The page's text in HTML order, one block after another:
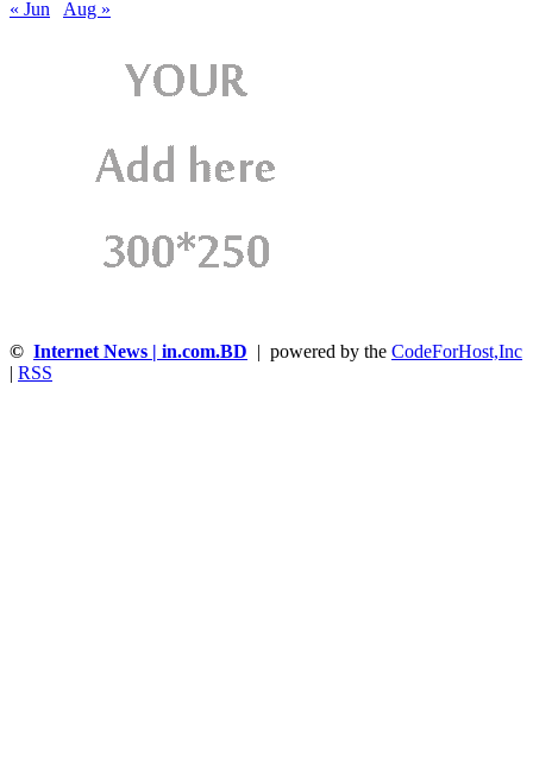
« Jun Aug »
© Internet News | in.com.BD | powered by the CodeForHost,Inc
| RSS